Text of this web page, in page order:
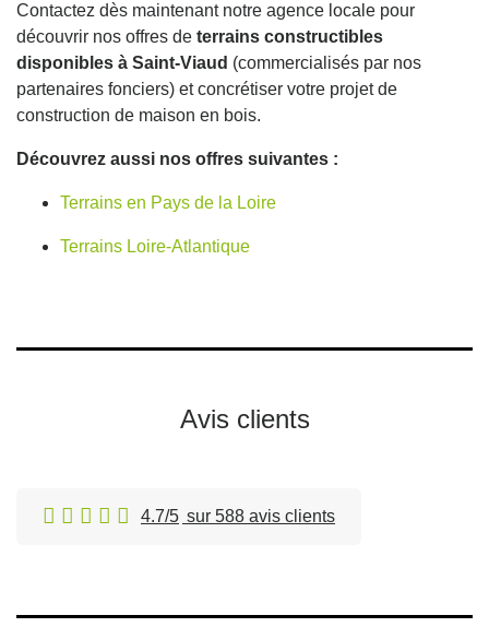
Contactez dès maintenant notre agence locale pour
découvrir nos offres de terrains constructibles
disponibles à Saint-Viaud (commercialisés par nos
partenaires fonciers) et concrétiser votre projet de
construction de maison en bois.
Découvrez aussi nos offres suivantes :
Terrains en Pays de la Loire
Terrains Loire-Atlantique
Avis clients
4.7/5 sur 588 avis clients